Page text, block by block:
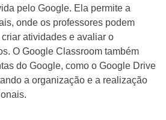
pelo Google. Ela permite a
onde os professores podem
atividades e avaliar o
O Google Classroom também
do Google, como o Google Drive
a organização e a realização